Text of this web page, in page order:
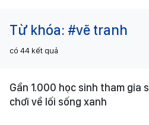
Từ khóa: #vẽ tranh
có 44 kết quả
Gần 1.000 học sinh tham gia
chơi về lối sống xanh